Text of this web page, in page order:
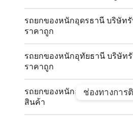
รถยกของหนักอุดรธานี บริษัท
ราคาถูก
รถยกของหนักอุทัยธานี บริษัท
ราคาถูก
รถยกของหนักอุบลราชธานี บ
สินค้า
ช่องทางการ